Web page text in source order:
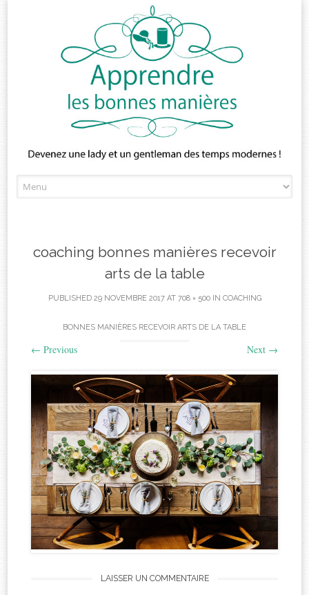
to
coaching bonnes manières recevoir
arts de la table
PUBLISHED 29 NOVEMBRE 2017AT 708 × 500IN COACHING
BONNES MANIÈRES RECEVOIR ARTS DE LA TABLE
← Previous Next →
LAISSER UN COMMENTAIRE